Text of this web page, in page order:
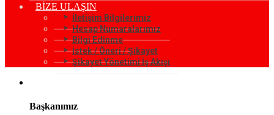
BİZE ULAŞIN
İletişim Bilgilerimiz
Hesap Numaralarımız
Bilgi Edinme
İstek / Öneri / Şikayet
Şikayet Yönetimi İş Akışı
Başkanımız